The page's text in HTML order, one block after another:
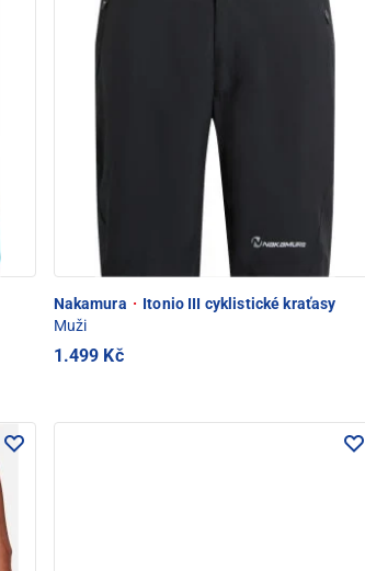
Nakamura · Itonio III cyklistické kraťasy
Muži
1.499 Kč